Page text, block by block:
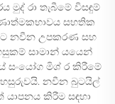
මුද් රා තැබීමේ විසඳුම්
සහතික
නවීන උපකරණ සහ
සාමාන් යයෙන්
සංයෝග මිශ් ර කිරීමේ
නවීන බුටයිල්
කිරීම සඳහා